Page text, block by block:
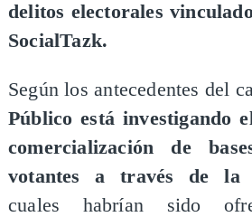
delitos electorales
SocialTazk.
Según los antecedentes del
Público está investigando
comercialización de
votantes a través de la
cuales habrían sido